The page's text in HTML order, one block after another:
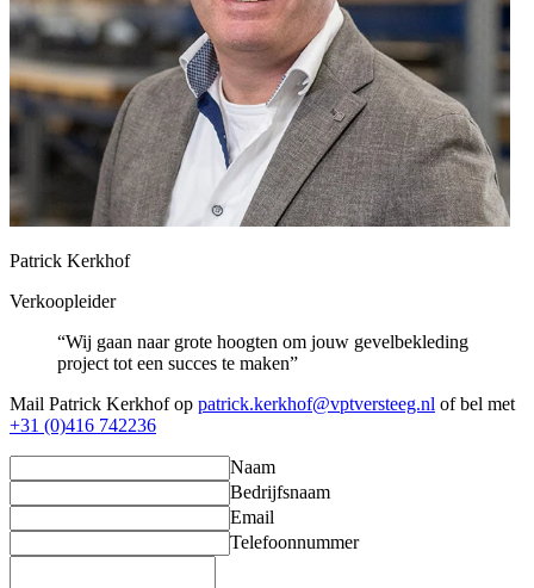
Patrick Kerkhof
Verkoopleider
“Wij gaan naar grote hoogten om jouw gevelbekleding
project tot een succes te maken”
Mail Patrick Kerkhof op patrick.kerkhof@vptversteeg.nl of bel met
+31 (0)416 742236
Naam
Bedrijfsnaam
Email
Telefoonnummer